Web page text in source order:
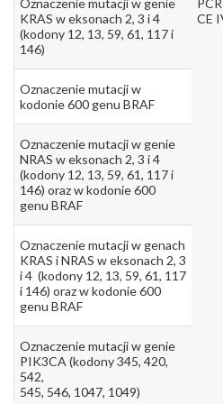
Oznaczenie mutacji w genie
KRAS w eksonach 2, 3 i 4
(kodony 12, 13, 59, 61, 117 i
146)
CE
Oznaczenie mutacji w
kodonie 600 genu BRAF
Oznaczenie mutacji w genie
NRAS w eksonach 2, 3 i 4
(kodony 12, 13, 59, 61, 117 i
146) oraz w kodonie 600
genu BRAF
Oznaczenie mutacji w genach
KRAS i NRAS w eksonach 2, 3
i 4 (kodony 12, 13, 59, 61, 117
i 146) oraz w kodonie 600
genu BRAF
Oznaczenie mutacji w genie
PIK3CA (kodony 345, 420,
542,
545, 546, 1047, 1049)